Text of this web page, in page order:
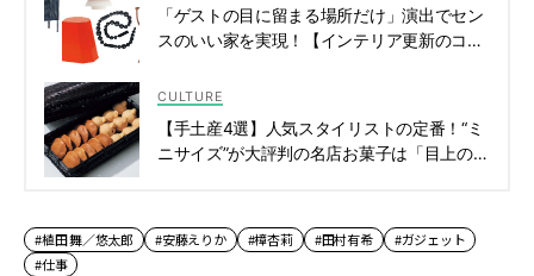
「ゲストの目に留まる場所だけ」演出でセン
スのいい家を実現！【インテリア更新のコ
CULTURE
【手土産4選】人気スタイリストの定番！“ミ
ニサイズ”が大評判の名店お菓子は「目上の方
#植田 舞／悠太郎 #安藤えりか #樟杏莉 #田村有希
#ガジェット
#仕事